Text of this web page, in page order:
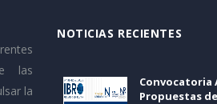
las
la
NOTICIAS RECIENTES
Convocatoria
Propuestas de